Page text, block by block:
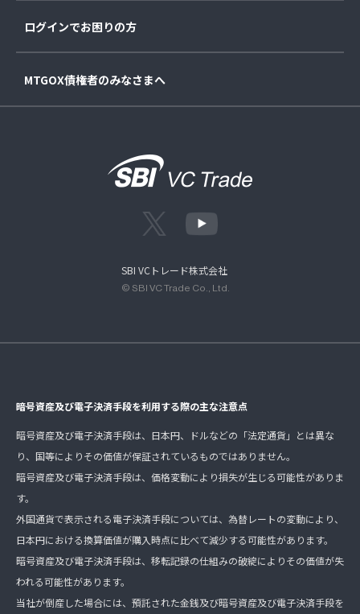
ログインでお困りの方
MTGOX債権者のみなさまへ
SBI VCトレード株式会社
© SBI VC Trade Co., Ltd.
暗号資産及び電子決済手段を利用する際の主な注意点
暗号資産及び電子決済手段は、日本円、ドルなどの「法定通貨」とは異な
り、国等によりその価値が保証されているものではありません。
暗号資産及び電子決済手段は、価格変動により損失が生じる可能性がありま
す。
外国通貨で表示される電子決済手段については、為替レートの変動により、
日本円における換算価値が購入時点に比べて減少する可能性があります。
暗号資産及び電子決済手段は、移転記録の仕組みの破綻によりその価値が失
われる可能性があります。
当社が倒産した場合には、預託された金銭及び暗号資産及び電子決済手段を